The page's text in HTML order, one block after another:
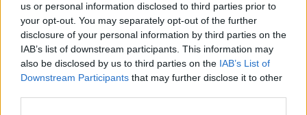
us or personal information disclosed to third parties prior to
your opt-out. You may separately opt-out of the further
disclosure of your personal information by third parties on the
IAB’s list of downstream participants. This information may
also be disclosed by us to third parties on the IAB’s List of
Downstream Participants that may further disclose it to other
συμβαίνει στην ανθρώπινη επικοινωνία, η
απόδοσή της συχνά μειώνεται. Ακόμα και μικρές
αλλαγές, όπως ο φωτισμός σε μια εικόνα ή η
προέλευση ενός κειμένου, μπορούν να ρίξουν
κατακόρυφα την ακρίβειά της.